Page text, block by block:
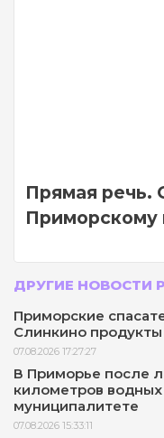
Прямая речь.
Приморскому
ДРУГИЕ НОВОСТИ
Приморские
Слинкино
07.08.2026 17:27:27
В Приморье после
километров водных
муниципалитете
07.08.2026 15:33:11